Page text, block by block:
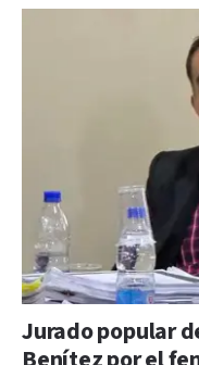
Jurado popular